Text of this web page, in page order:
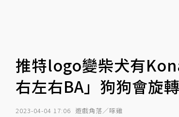
推特logo變柴犬有
右左右BA」狗狗會旋轉
2023-04-04 17:06 遊戲角落／啄雞